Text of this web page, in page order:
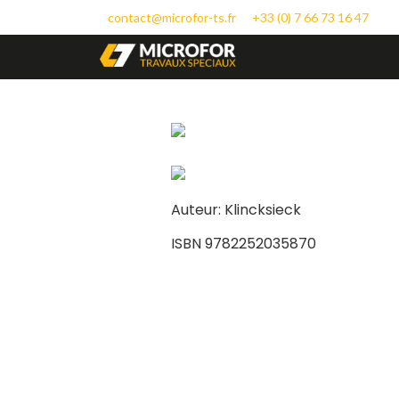
contact@microfor-ts.fr +33 (0) 7 66 73 16 47
Auteur: Klincksieck
ISBN 9782252035870